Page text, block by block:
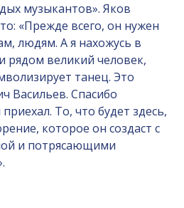
музыкантов». Яков
«Прежде всего, он нужен
людям. А я нахожусь в
рядом великий человек,
танец. Это
Васильев. Спасибо
То, что будет здесь,
которое он создаст с
и потрясающими